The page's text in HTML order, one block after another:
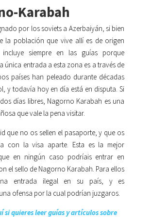
Karabah
por los soviets a Azerbaiyán, si bien
la población que vive allí es de origen
incluye siempre en las guías porque
única entrada a esta zona es a través de
países han peleado durante décadas
y todavía hoy en día está en disputa. Si
días libres, Nagorno Karabah es una
que vale la pena visitar.
que no os sellen el pasaporte, y que os
con la visa aparte. Esta es la mejor
en ningún caso podríais entrar en
el sello de Nagorno Karabah. Para ellos
entrada ilegal en su país, y es
ofensa por la cual podrían juzgaros.
si quieres leer guías y artículos sobre